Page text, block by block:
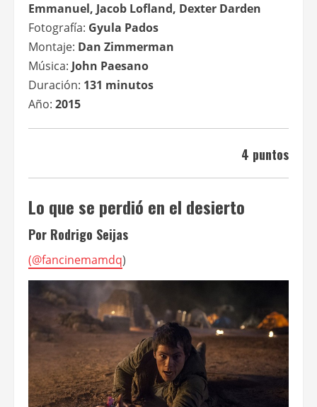
Emmanuel, Jacob Lofland, Dexter Darden
Fotografía: Gyula Pados
Montaje: Dan Zimmerman
Música: John Paesano
Duración: 131 minutos
Año: 2015
4 puntos
Lo que se perdió en el desierto
Por Rodrigo Seijas
(@fancinemamdq)